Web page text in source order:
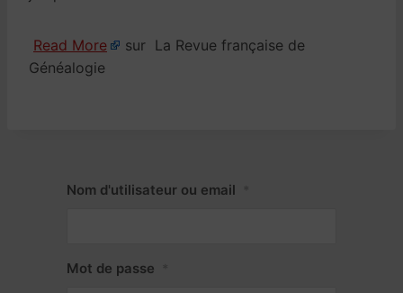
Read More
sur La Revue française de
Généalogie
Nom d'utilisateur ou email
Mot de passe